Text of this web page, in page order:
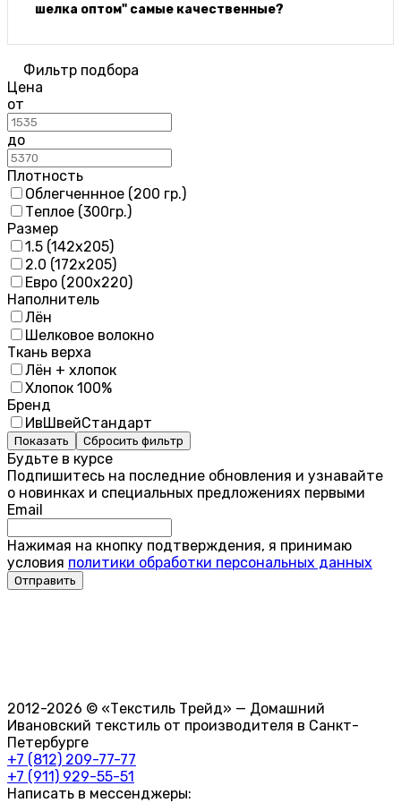
шелка оптом" самые качественные?
Фильтр подбора
Цена
от
до
Плотность
Облегченнное (200 гр.)
Теплое (300гр.)
Размер
1.5 (142х205)
2.0 (172х205)
Евро (200х220)
Наполнитель
Лён
Шелковое волокно
Ткань верха
Лён + хлопок
Хлопок 100%
Бренд
ИвШвейСтандарт
Показать Сбросить фильтр
Будьте в курсе
Подпишитесь на последние обновления и узнавайте
о новинках и специальных предложениях первыми
Email
Нажимая на кнопку подтверждения, я принимаю
условия политики обработки персональных данных
2012-2026 © «Текстиль Трейд» — Домашний
Ивановский текстиль от производителя в Санкт-
Петербурге
+7 (812) 209-77-77
+7 (911) 929-55-51
Написать в мессенджеры: